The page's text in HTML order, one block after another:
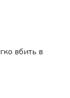
вбить в